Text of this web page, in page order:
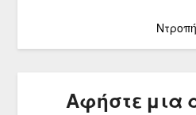
Αφήστε μια